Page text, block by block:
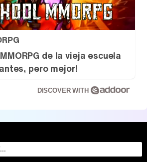
de la vieja escuela
pero mejor!
DISCOVER WITH